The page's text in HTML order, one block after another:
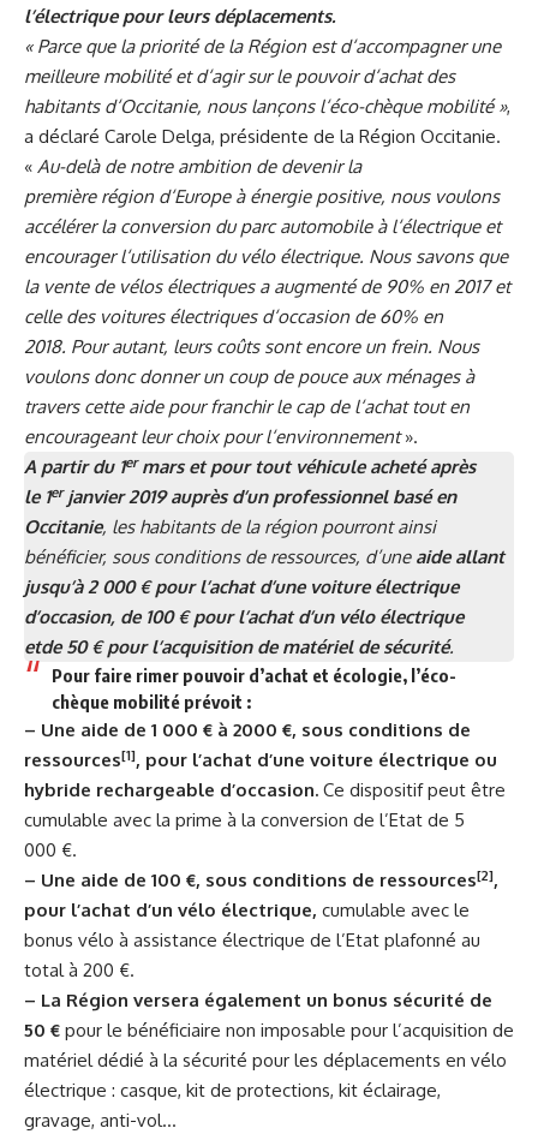
l’électrique pour leurs déplacements.
« Parce que la priorité de la Région est d‘accompagner une
meilleure mobilité et d‘agir sur le pouvoir d‘achat des
habitants d‘Occitanie, nous lançons l‘éco-chèque mobilité »,
a déclaré Carole Delga, présidente de la Région Occitanie.
« Au-delà de notre ambition de devenir la
première région d‘Europeà énergie positive, nous voulons
accélérer la conversion du parc automobile à l‘électrique et
encourager l‘utilisation du vélo électrique. Nous savons que
la vente de vélosélectriques a augmenté de 90% en 2017 et
celle des voitures électriques d‘occasion de 60% en
2018. Pour autant, leurs coûts sont encore un frein. Nous
voulons donc donner un coup de pouce aux ménages à
travers cette aide pour franchir le cap de l‘achat tout en
encourageant leur choix pour l‘environnement».
A partir du 1ermars et pour tout véhicule acheté après
le 1erjanvier 2019 auprès d’un professionnel basé en
Occitanie, les habitants de la région pourront ainsi
bénéficier, sous conditions de ressources, d’une aide allant
jusqu’à 2 000 € pour l’achat d’une voiture électrique
d’occasion, de 100 € pour l’achat d’un vélo électrique
etde 50 € pour l’acquisition de matériel de sécurité.
Pour faire rimer pouvoir d’achat et écologie, l’éco-
chèque mobilité prévoit :
– Une aide de 1 000 € à 2000 €, sous conditions de
ressources[1], pour l’achat d’une voiture électrique ou
hybride rechargeable d’occasion. Ce dispositif peut être
cumulable avec la prime à la conversion de l’Etat de 5
000 €.
– Une aide de 100 €, sous conditions de ressources[2],
pour l’achat d’un vélo électrique, cumulable avec le
bonus vélo à assistance électrique de l’Etat plafonné au
total à 200 €.
– La Région versera également un bonus sécurité de
50 € pour le bénéficiaire non imposable pour l’acquisition de
matériel dédié à la sécurité pour les déplacements en vélo
électrique : casque, kit de protections, kit éclairage,
gravage, anti-vol…